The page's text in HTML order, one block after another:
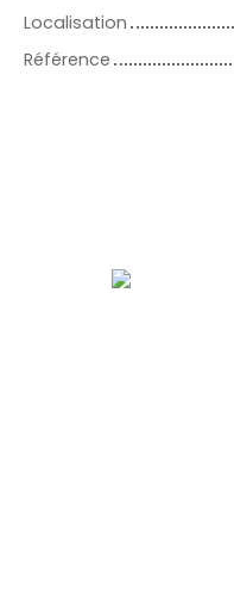
Localisation
Référence